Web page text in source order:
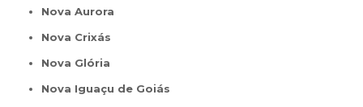
Nova Aurora
Nova Crixás
Nova Glória
Nova Iguaçu de Goiás